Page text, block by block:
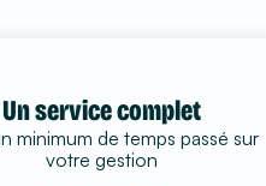
Un service complet
minimum de temps passé sur
votre gestion